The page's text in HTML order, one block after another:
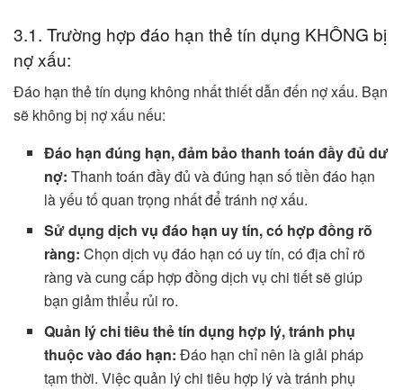
3.1. Trường hợp đáo hạn thẻ tín dụng KHÔNG bị
nợ xấu:
Đáo hạn thẻ tín dụng không nhất thiết dẫn đến nợ xấu. Bạn
sẽ không bị nợ xấu nếu:
Đáo hạn đúng hạn, đảm bảo thanh toán đầy đủ dư
nợ: Thanh toán đầy đủ và đúng hạn số tiền đáo hạn
là yếu tố quan trọng nhất để tránh nợ xấu.
Sử dụng dịch vụ đáo hạn uy tín, có hợp đồng rõ
ràng: Chọn dịch vụ đáo hạn có uy tín, có địa chỉ rõ
ràng và cung cấp hợp đồng dịch vụ chi tiết sẽ giúp
bạn giảm thiểu rủi ro.
Quản lý chi tiêu thẻ tín dụng hợp lý, tránh phụ
thuộc vào đáo hạn: Đáo hạn chỉ nên là giải pháp
tạm thời. Việc quản lý chi tiêu hợp lý và tránh phụ